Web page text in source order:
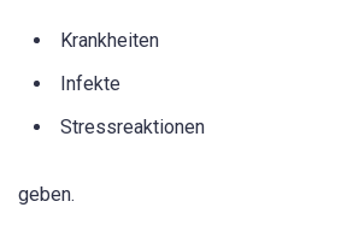
Krankheiten
Infekte
Stressreaktionen
geben.